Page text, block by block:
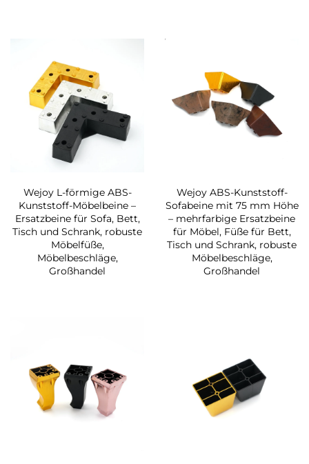
Wejoy L-förmige ABS-
Kunststoff-Möbelbeine –
Ersatzbeine für Sofa, Bett,
Tisch und Schrank, robuste
Möbelfüße,
Möbelbeschläge,
Großhandel
Wejoy ABS-Kunststoff-
Sofabeine mit 75 mm Höhe
– mehrfarbige Ersatzbeine
für Möbel, Füße für Bett,
Tisch und Schrank, robuste
Möbelbeschläge,
Großhandel